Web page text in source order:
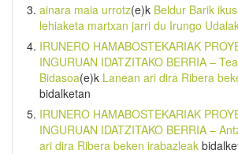
ainara maia urrotz(e)k Beldur Barik
lehiaketa martxan jarri du Irungo
IRUNERO HAMABOSTEKARIAK
INGURUAN IDATZITAKO BERRIA –
Bidasoa(e)k Lanean ari dira Ribera
bidalketan
IRUNERO HAMABOSTEKARIAK
INGURUAN IDATZITAKO BERRIA –
ari dira Ribera beken irabazleak